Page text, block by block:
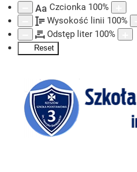
Aa Czcionka 100%
Wysokość linii 100%
Odstęp liter 100%
Reset